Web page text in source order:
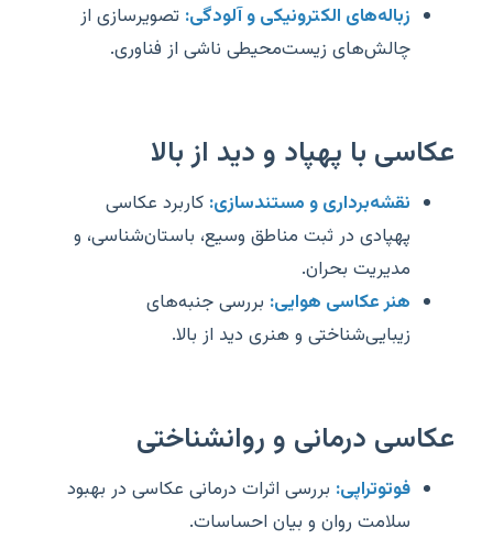
زباله‌های الکترونیکی و آلودگی: تصویرسازی از
چالش‌های زیست‌محیطی ناشی از فناوری.
عکاسی با پهپاد و دید از بالا
نقشه‌برداری و مستندسازی: کاربرد عکاسی
پهپادی در ثبت مناطق وسیع، باستان‌شناسی، و
مدیریت بحران.
هنر عکاسی هوایی: بررسی جنبه‌های
زیبایی‌شناختی و هنری دید از بالا.
عکاسی درمانی و روانشناختی
فوتوتراپی: بررسی اثرات درمانی عکاسی در بهبود
سلامت روان و بیان احساسات.